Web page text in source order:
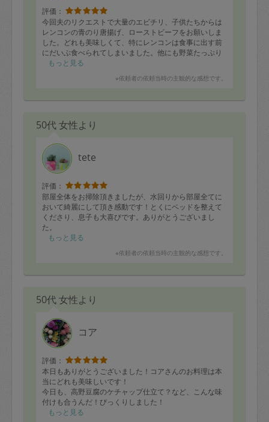
評価：
今回夫のリクエストで大量のエビチリ、子供たちからは
レンコンの青のり唐揚げ、ローストビーフをお願いしま
した。どれも美味しくて、特にレンコンは食事に出す前
にだいぶ食べられてしまいました。他にも野菜たっぷり
のおかずをたくさん作ってくださりありがとうございま
来週もよろしくお願いします。
もっと見る
※依頼者の依頼当時の主観的な感想です。
50代 女性より
tete
評価：
部屋全体をお掃除頂きましたが、水回りから部屋全てに
おいて綺麗にして頂き感動です！とくにベッドを整えて
くださり、息子も大喜びです。ありがとうございまし
た。
もっと見る
※依頼者の依頼当時の主観的な感想です。
50代 女性より
コア
評価：
本日もありがとうございました！コアさんのお料理は本
当にどれも美味しいです！
今日も、高野豆腐のケチャップ仕立て？など、こんな味
付けも合うんだ！びっくりしました！
和食から、中華、洋食まで幅広くレパートリーをお持ち
もっと見る